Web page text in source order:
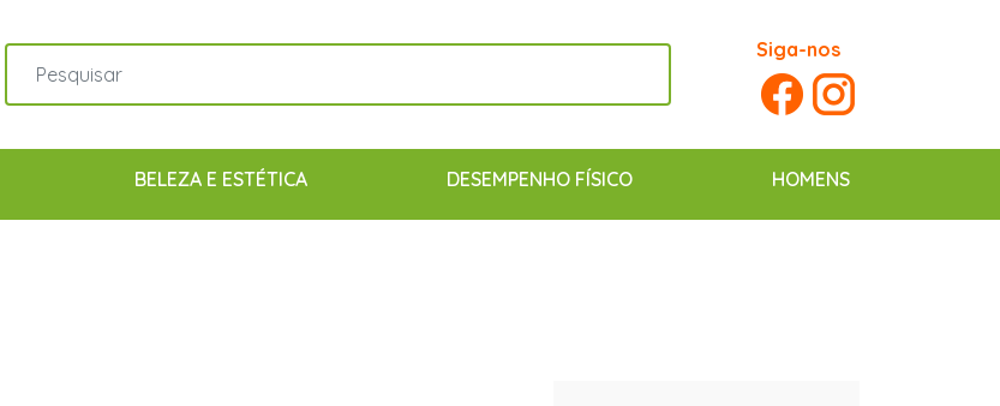
Siga-nos
BELEZA E ESTÉTICA DESEMPENHO FÍSICO HOMENS